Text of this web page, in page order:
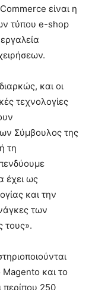
είναι η
τύπου e-shop
και οι
τεχνολογίες
Σύμβουλος της
τη
έχει ως
και την
των
τους».
και το
περίπου 250